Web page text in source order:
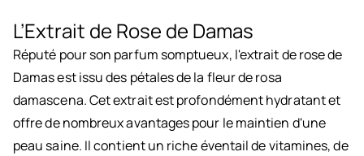
L’Extrait de Rose de Damas
Réputé pour son parfum somptueux, l'extrait de rose de
Damas est issu des pétales de la fleur de rosa
damascena. Cet extrait est profondément hydratant et
offre de nombreux avantages pour le maintien d'une
peau saine. Il contient un riche éventail de vitamines, de